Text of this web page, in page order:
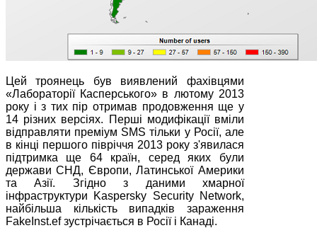
Цей троянець був виявлений фахівцями
«Лабораторії Касперського» в лютому 2013
року і з тих пір отримав продовження ще у
14 різних версіях. Перші модифікації вміли
відправляти преміум SMS тільки у Росії, але
в кінці першого півріччя 2013 року з'явилася
підтримка ще 64 країн, серед яких були
держави СНД, Європи, Латинської Америки
та Азії. Згідно з даними хмарної
інфраструктури Kaspersky Security Network,
найбільша кількість випадків зараження
FakeInst.ef зустрічається в Росії і Канаді.